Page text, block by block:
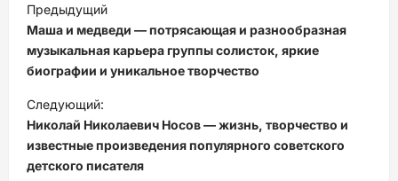
а
в
и
г
а
ц
Предыдущий
Маша и медведи — потрясающая и разнообразная
музыкальная карьера группы солисток, яркие
биографии и уникальное творчество
Следующий:
Николай Николаевич Носов — жизнь, творчество и
известные произведения популярного советского
детского писателя